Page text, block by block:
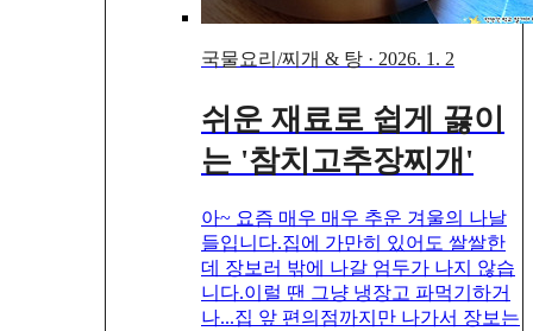
국물요리/찌개 & 탕 · 2026. 1. 2
쉬운 재료로 쉽게 끓이
는 '참치고추장찌개'
아~ 요즘 매우 매우 추운 겨울의 나날
들입니다.집에 가만히 있어도 쌀쌀한
데 장보러 밖에 나갈 엄두가 나지 않습
니다.이럴 땐 그냥 냉장고 파먹기하거
나...집 앞 편의점까지만 나가서 장보는